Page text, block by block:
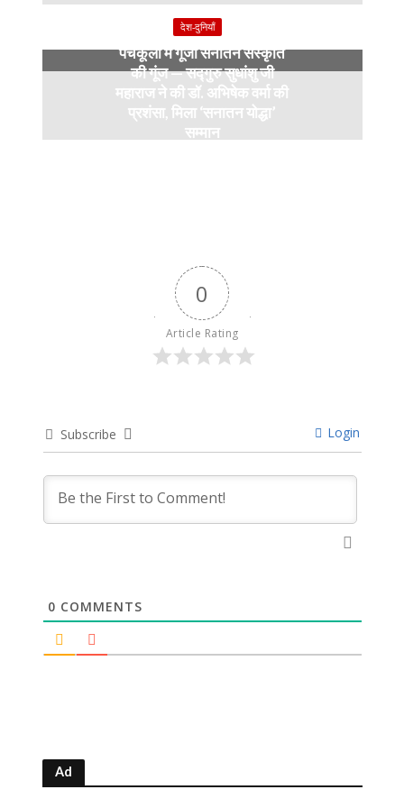
9 months ago
देश-दुनियाँ
पंचकूला में गूंजी सनातन संस्कृति
की गूंज — सद्गुरु सुधांशु जी
महाराज ने की डॉ. अभिषेक वर्मा की
प्रशंसा, मिला ‘सनातन योद्धा’
सम्मान
0
Article Rating
Subscribe Login
0 COMMENTS
Ad